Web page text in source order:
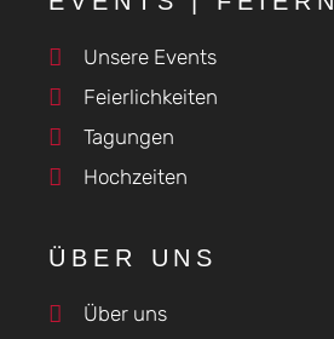
Unsere Events
Feierlichkeiten
Tagungen
Hochzeiten
ÜBER UNS
Über uns